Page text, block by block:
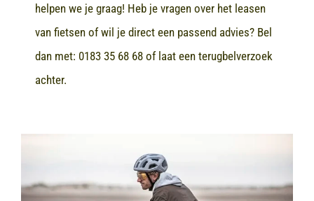
helpen we je graag! Heb je vragen over het leasen
van fietsen of wil je direct een passend advies? Bel
dan met: 0183 35 68 68of laat een terugbelverzoek
achter.